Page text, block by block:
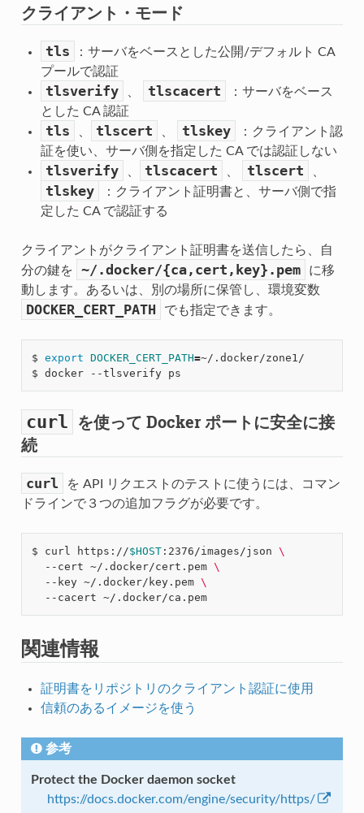
クライアント・モード
tls
：サーバをベースとした公開/デフォルト CA
プールで認証
tlsverify tlscacert
：サーバをベース
とした CA 認証
tls tlscert tlskey
：クライアント認
証を使い、サーバ側を指定した CA では認証しない
tlsverify tlscacert tlscert
tlskey
：クライアント証明書と、サーバ側で指
定した CA で認証する
クライアントがクライアント証明書を送信したら、自
分の鍵を
~/.docker/{ca,cert,key}.pem
に移
動します。あるいは、別の場所に保管し、環境変数
DOCKER_CERT_PATH でも指定できます。
$ export DOCKER_CERT_PATH=~/.docker/zone1/
curl を使って Docker ポートに安全に接
続
curl
を API リクエストのテストに使うには、コマン
ドラインで３つの追加フラグが必要です。
$ curl https://$HOST:2376/images/json \
  --cert ~/.docker/cert.pem
\
  --key ~/.docker/key.pem
\
  --cacert ~/.docker/ca.pem
関連情報
証明書をリポジトリのクライアント認証に使用
信頼のあるイメージを使う
参考
Protect the Docker daemon socket
https://docs.docker.com/engine/security/https/